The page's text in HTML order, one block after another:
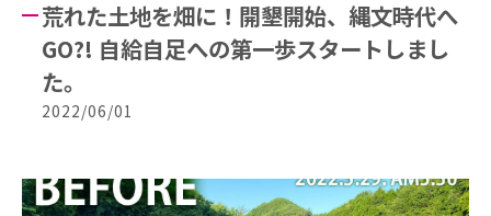
荒れた土地を畑に！開墾開始、縄文時代へ
GO?! 自給自足への第一歩スタートしまし
た。
2022/06/01